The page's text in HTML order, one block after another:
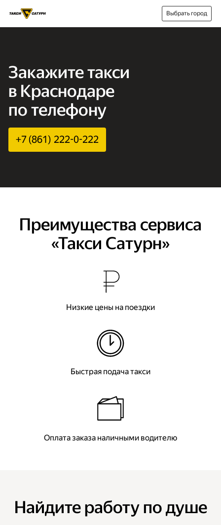
Выбрать город
Закажите такси
в Краснодаре
по телефону
+7 (861) 222-0-222
Преимущества сервиса
«Такси Сатурн»
Низкие цены на поездки
Быстрая подача такси
Оплата заказа наличными водителю
Найдите работу по душе